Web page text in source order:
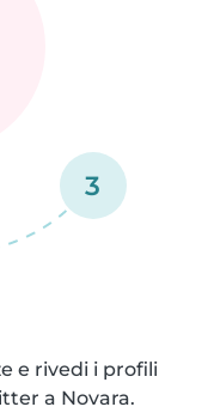
3
e rivedi i profili
a Novara.